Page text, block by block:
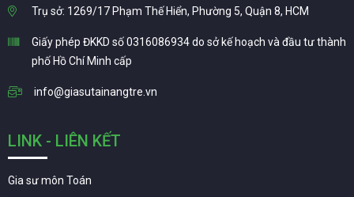
Trụ sở: 1269/17 Phạm Thế Hiển, Phường 5, Quận 8, HCM
Giấy phép ĐKKD số 0316086934 do sở kế hoạch và đầu tư thành
phố Hồ Chí Minh cấp
info@giasutainangtre.vn
LINK - LIÊN KẾT
Gia sư môn Toán